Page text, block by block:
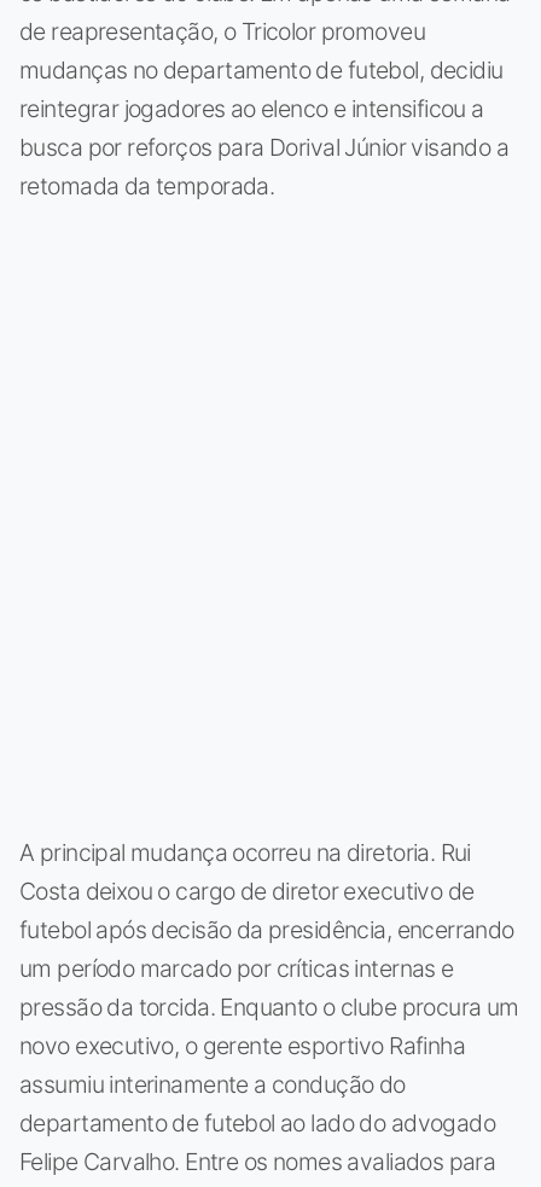
de reapresentação, o Tricolor promoveu
mudanças no departamento de futebol, decidiu
reintegrar jogadores ao elenco e intensificou a
busca por reforços para Dorival Júnior visando a
retomada da temporada.
A principal mudança ocorreu na diretoria. Rui
Costa deixou o cargo de diretor executivo de
futebol após decisão da presidência, encerrando
um período marcado por críticas internas e
pressão da torcida. Enquanto o clube procura um
novo executivo, o gerente esportivo Rafinha
assumiu interinamente a condução do
departamento de futebol ao lado do advogado
Felipe Carvalho. Entre os nomes avaliados para